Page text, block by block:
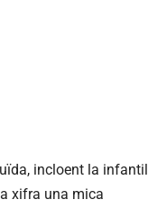
incloent la infantil
xifra una mica